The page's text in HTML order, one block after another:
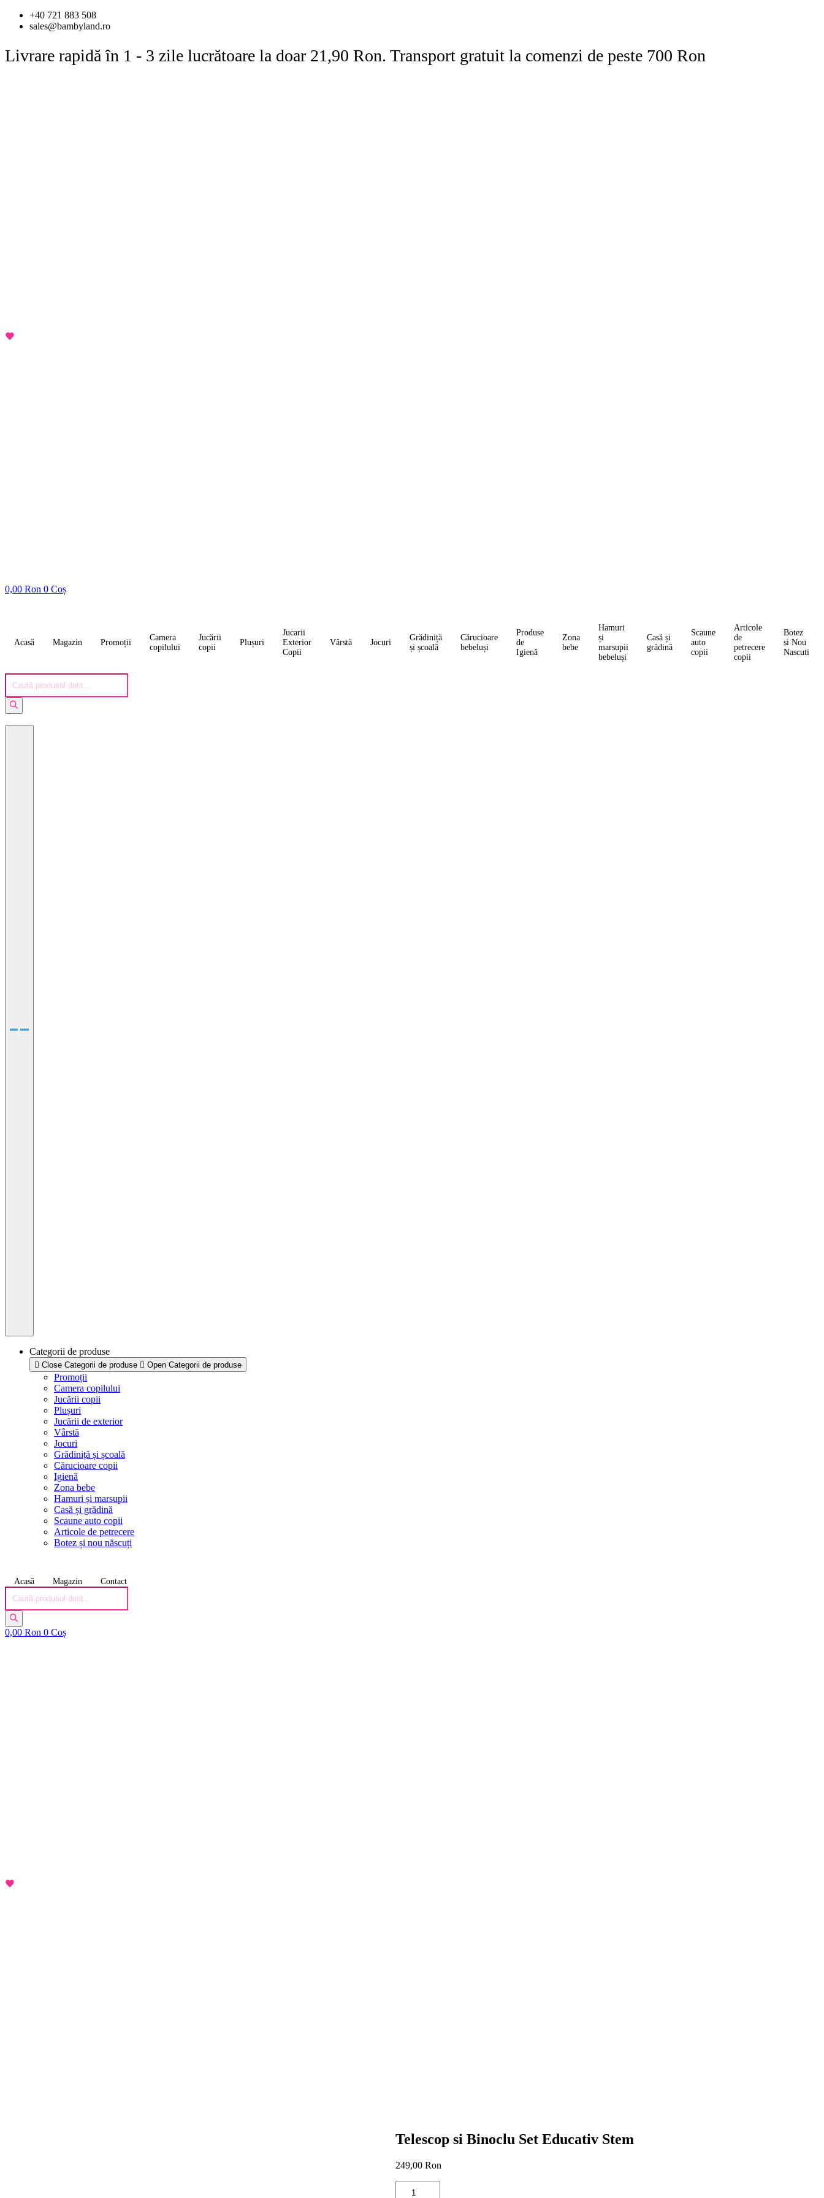
+40 721 883 508
sales@bambyland.ro
Livrare rapidă în 1 - 3 zile lucrătoare la doar 21,90 Ron. Transport gratuit la comenzi de peste 700 Ron
0,00 Ron 0 Coș
Acasă Magazin Promoții
Camera
copilului
Jucării
copii
Plușuri
Jucarii
Exterior
Copii
Vârstă Jocuri
Grădiniță
și școală
Cărucioare
bebeluși
Produse
de
Igienă
Zona
bebe
Hamuri
și
marsupii
bebeluși
Casă și
grădină
Scaune
auto
copii
Articole
de
petrecere
copii
Botez
si Nou
Nascuti
search
Categorii de produse
Close Categorii de produse Open Categorii de produse
Promoții
Camera copilului
Jucării copii
Plușuri
Jucării de exterior
Vârstă
Jocuri
Grădiniță și școală
Cărucioare copii
Igienă
Zona bebe
Hamuri și marsupii
Casă și grădină
Scaune auto copii
Articole de petrecere
Botez și nou născuți
Acasă Magazin Contact
search
0,00 Ron 0 Coș
Telescop si Binoclu Set Educativ Stem
249,00Ron